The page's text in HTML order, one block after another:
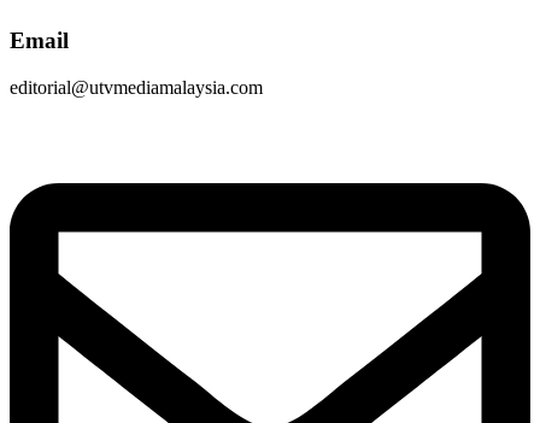
Email
editorial@utvmediamalaysia.com